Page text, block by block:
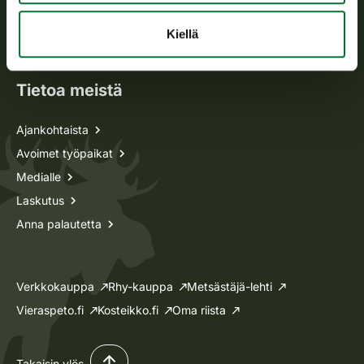
Kiellä
Tietoa meistä
Ajankohtaista
Avoimet työpaikat
Medialle
Laskutus
Anna palautetta
Verkkokauppa Rhy-kauppa
Metsästäjä-lehti
Vieraspeto.fi
Kosteikko.fi Oma riista